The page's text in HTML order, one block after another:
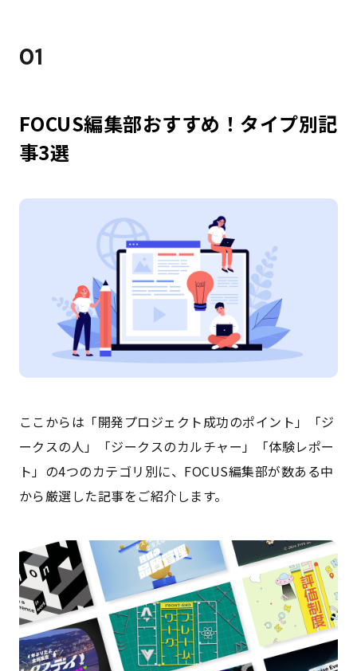
01
FOCUS編集部おすすめ！タイプ別記
事3選
ここからは「開発プロジェクト成功のポイント」「ジ
ークスの人」「ジークスのカルチャー」「体験レポー
ト」の4つのカテゴリ別に、FOCUS編集部が数ある中
から厳選した記事をご紹介します。